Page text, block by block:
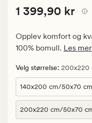
Pris
kr.
pris
1
399,90
kr
Pris 1 399,90 kr
1 399,90 kr
Opplev komfort og
100% bomull. Les mer
Velg størrelse: 200x220
140x200 cm/50x70 cm
200x220 cm/50x70